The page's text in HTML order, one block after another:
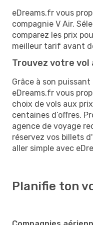
eDreams.fr vous
compagnie V Air.
comparez les prix
meilleur tarif avant
Trouvez votre vol
Grâce à son
eDreams.fr vous
choix de vols aux
centaines d’offres.
agence de voyage
réservez vos billets
aller simple avec
Planifie ton